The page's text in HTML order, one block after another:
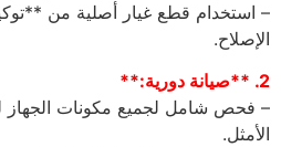
– استخدام قطع غيار أصلية من
الإصلاح.
2. **صيانة دورية:**
– فحص شامل لجميع مكونات الجهاز
الأمثل.